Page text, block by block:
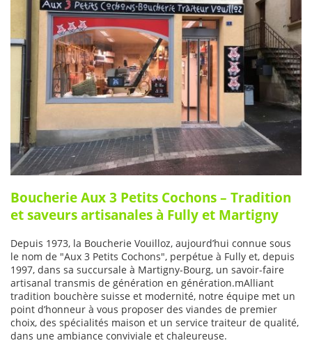
Boucherie Aux 3 Petits Cochons – Tradition
et saveurs artisanales à Fully et Martigny
Depuis 1973, la Boucherie Vouilloz, aujourd’hui connue sous
le nom de "Aux 3 Petits Cochons", perpétue à Fully et, depuis
1997, dans sa succursale à Martigny-Bourg, un savoir-faire
artisanal transmis de génération en génération.mAlliant
tradition bouchère suisse et modernité, notre équipe met un
point d’honneur à vous proposer des viandes de premier
choix, des spécialités maison et un service traiteur de qualité,
dans une ambiance conviviale et chaleureuse.